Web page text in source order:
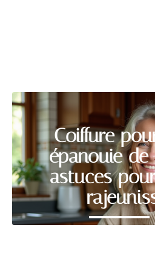
Coiffure
épanouie
astuces